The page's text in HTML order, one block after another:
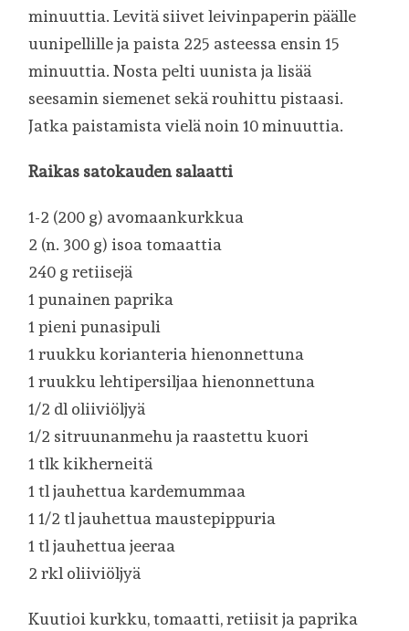
minuuttia. Levitä siivet leivinpaperin päälle
uunipellille ja paista 225 asteessa ensin 15
minuuttia. Nosta pelti uunista ja lisää
seesamin siemenet sekä rouhittu pistaasi.
Jatka paistamista vielä noin 10 minuuttia.
Raikas satokauden salaatti
1-2 (200 g) avomaankurkkua
2 (n. 300 g) isoa tomaattia
240 g retiisejä
1 punainen paprika
1 pieni punasipuli
1 ruukku korianteria hienonnettuna
1 ruukku lehtipersiljaa hienonnettuna
1/2 dl oliiviöljyä
1/2 sitruunanmehu ja raastettu kuori
1 tlk kikherneitä
1 tl jauhettua kardemummaa
1 1/2 tl jauhettua maustepippuria
1 tl jauhettua jeeraa
2 rkl oliiviöljyä
Kuutioi kurkku, tomaatti, retiisit ja paprika